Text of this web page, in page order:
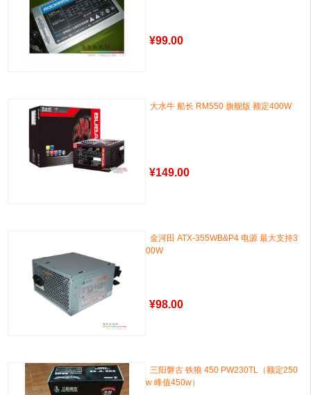
¥99.00
大水牛 船长 RM550 旗舰版 额定400W
¥149.00
金河田 ATX-355WB&P4 电源 最大支持3
00W
¥98.00
三阳磐古 铁狼 450 PW230TL（额定250
w 峰值450w）